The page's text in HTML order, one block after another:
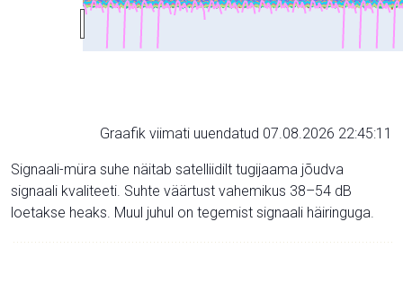
Graafik viimati uuendatud 07.08.2026 22:45:11
Signaali-müra suhe näitab satelliidilt tugijaama jõudva
signaali kvaliteeti. Suhte väärtust vahemikus 38–54 dB
loetakse heaks. Muul juhul on tegemist signaali häiringuga.